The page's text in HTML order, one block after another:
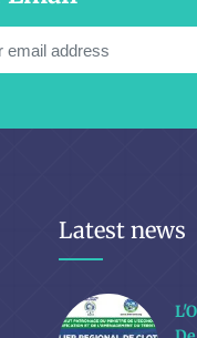
Latest news